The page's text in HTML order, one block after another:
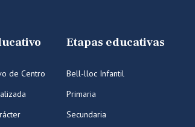
de Centro
Etapas educativas
Bell-lloc Infantil
Primaria
Secundaria